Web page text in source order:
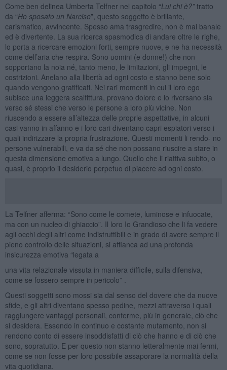
Come ben delinea Umberta Telfner nel capitolo “Lui chi è?”tratto
da “Ho sposato un Narciso”, questo soggetto è brillante,
carismatico, avvincente. Spesso ama trasgredire, non è mai banale
ed è divertente. La sua ricerca spasmodica di andare oltre le righe,
lo porta a ricercare emozioni forti, sempre nuove, e ne ha necessità
come dell’aria che respira. Sono uomini (e donne!) che non
sopportano la noia né, tanto meno, le limitazioni, gli impegni, le
costrizioni. Anelano alla libertà ad ogni costo e stanno bene solo
quando vengono gratificati. Nei rari momenti in cui il loro ego
subisce una leggera scalfittura, provano dolore e lo riversano sia
verso sé stessi che verso le persone a loro più vicine. Non
riuscendo a essere all’altezza delle proprie aspettative, in alcuni
casi vanno in affanno e i loro cari diventano capri espiatori verso i
quali indirizzare la propria frustrazione. Questi momenti li rendo- no
persone vulnerabili, e va da sé che non possano riuscire a stare in
questa dimensione emotiva a lungo. Quello che li riattiva subito, o
quasi, è proprio il desiderio perpetuo di piacere ad ogni costo.
La Telfner afferma: “Sono come le comete, luminose e infuocate,
ma con un nucleo di ghiaccio”. Il loro Io Grandioso che li fa vedere
agli occhi degli altri come indistruttibili e in grado di avere sempre il
pieno controllo delle situazioni, si affianca ad una profonda
insicurezza emotiva “legata a
una vita relazionale vissuta in maniera difficile, sulla difensiva,
come se fossero sempre in pericolo” .
Questi soggetti sono mossi sia dal senso del dovere che da nuove
sfide, e gli altri diventano spesso pedine, mezzi attraverso i quali
raggiungere vantaggi personali, conferme, più in generale, ciò che
si desidera. Essendo in continuo e costante mutamento, non si
rendono conto di essere insoddisfatti di ciò che hanno e di ciò che
sono, sopratutto. E per questo non stanno letteralmente mai fermi,
come se non fosse per loro possibile assaporare la normalità della
vita quotidiana.